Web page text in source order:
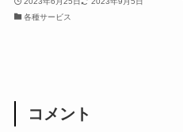
各種サービス
コメント